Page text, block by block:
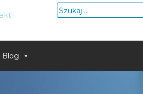
Szukaj:
Blog